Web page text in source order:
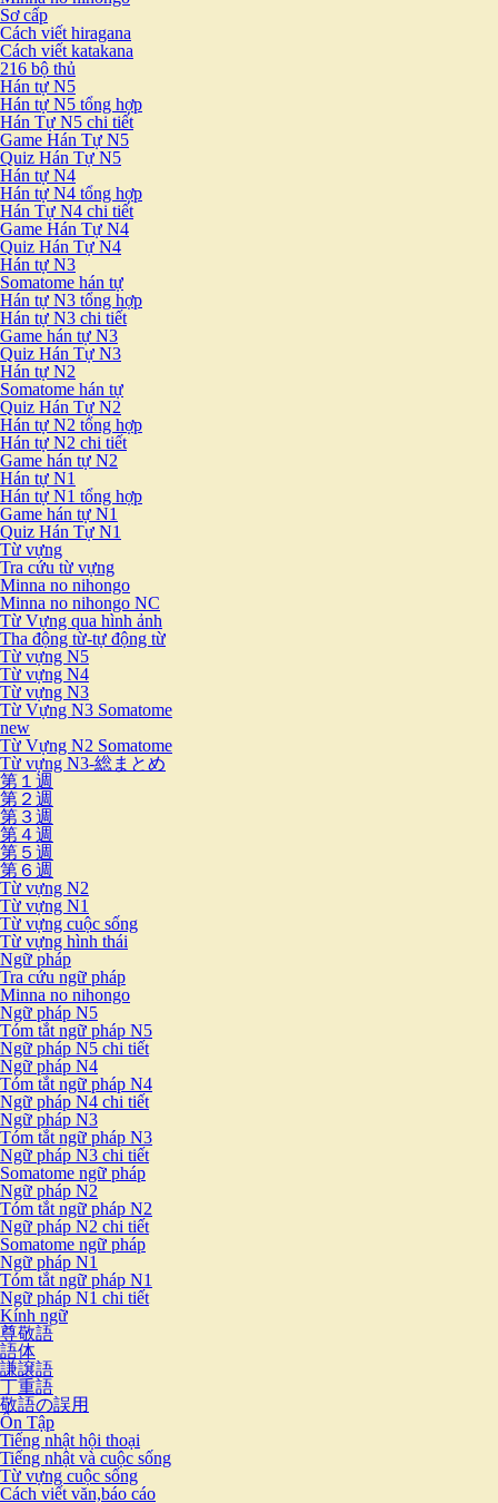
Sơ cấp
Cách viết hiragana
Cách viết katakana
216 bộ thủ
Hán tự N5
Hán tự N5 tổng hợp
Hán Tự N5 chi tiết
Game Hán Tự N5
Quiz Hán Tự N5
Hán tự N4
Hán tự N4 tổng hợp
Hán Tự N4 chi tiết
Game Hán Tự N4
Quiz Hán Tự N4
Hán tự N3
Somatome hán tự
Hán tự N3 tổng hợp
Hán tự N3 chi tiết
Game hán tự N3
Quiz Hán Tự N3
Hán tự N2
Somatome hán tự
Quiz Hán Tự N2
Hán tự N2 tổng hợp
Hán tự N2 chi tiết
Game hán tự N2
Hán tự N1
Hán tự N1 tổng hợp
Game hán tự N1
Quiz Hán Tự N1
Từ vựng
Tra cứu từ vựng
Minna no nihongo
Minna no nihongo NC
Từ Vựng qua hình ảnh
Tha động từ-tự động từ
Từ vựng N5
Từ vựng N4
Từ vựng N3
Từ Vựng N3 Somatome
new
Từ Vựng N2 Somatome
Từ vựng N3-総まとめ
第１週
第２週
第３週
第４週
第５週
第６週
Từ vựng N2
Từ vựng N1
Từ vựng cuộc sống
Từ vựng hình thái
Ngữ pháp
Tra cứu ngữ pháp
Minna no nihongo
Ngữ pháp N5
Tóm tắt ngữ pháp N5
Ngữ pháp N5 chi tiết
Ngữ pháp N4
Tóm tắt ngữ pháp N4
Ngữ pháp N4 chi tiết
Ngữ pháp N3
Tóm tắt ngữ pháp N3
Ngữ pháp N3 chi tiết
Somatome ngữ pháp
Ngữ pháp N2
Tóm tắt ngữ pháp N2
Ngữ pháp N2 chi tiết
Somatome ngữ pháp
Ngữ pháp N1
Tóm tắt ngữ pháp N1
Ngữ pháp N1 chi tiết
Kính ngữ
尊敬語
語体
謙譲語
丁重語
敬語の誤用
Ôn Tập
Tiếng nhật hội thoại
Tiếng nhật và cuộc sống
Từ vựng cuộc sống
Cách viết văn,báo cáo